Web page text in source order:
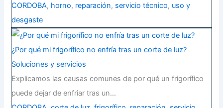
CORDOBA, horno, reparación, servicio técnico, uso y
desgaste
¿Por qué mi frigorífico no enfría tras un corte de luz?
Soluciones y servicios
Explicamos las causas comunes de por qué un frigorífico
puede dejar de enfriar tras un…